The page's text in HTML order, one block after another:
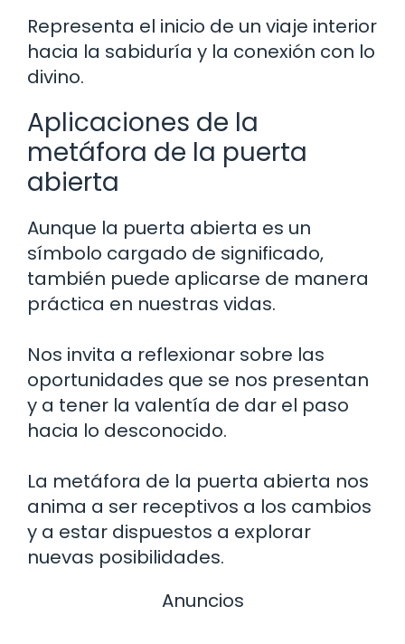
Representa el inicio de un viaje interior
hacia la sabiduría y la conexión con lo
divino.
Aplicaciones de la
metáfora de la puerta
abierta
Aunque la puerta abierta es un
símbolo cargado de significado,
también puede aplicarse de manera
práctica en nuestras vidas.
Nos invita a reflexionar sobre las
oportunidades que se nos presentan
y a tener la valentía de dar el paso
hacia lo desconocido.
La metáfora de la puerta abierta nos
anima a ser receptivos a los cambios
y a estar dispuestos a explorar
nuevas posibilidades.
Anuncios